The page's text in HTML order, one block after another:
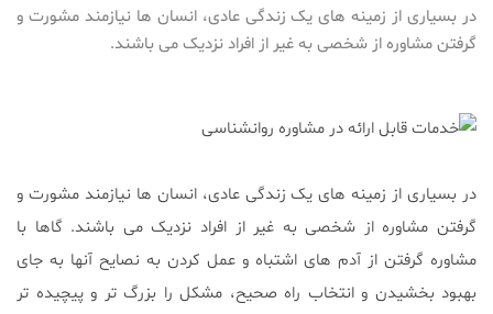
در بسیاری از زمینه های یک زندگی عادی، انسان ها نیازمند مشورت و
گرفتن مشاوره از شخصی به غیر از افراد نزدیک می باشند.
در بسیاری از زمینه های یک زندگی عادی، انسان ها نیازمند مشورت و
گرفتن مشاوره از شخصی به غیر از افراد نزدیک می باشند. گاها با
مشاوره گرفتن از آدم های اشتباه و عمل کردن به نصایح آنها به جای
بهبود بخشیدن و انتخاب راه صحیح، مشکل را بزرگ تر و پیچیده تر